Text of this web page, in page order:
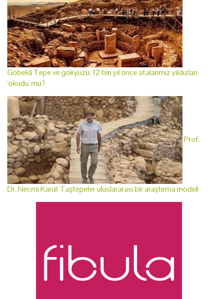
Göbekli Tepe ve gökyüzü: 12 bin yıl önce atalarımız yıldızları
'okudu' mu?
Prof.
Dr. Necmi Karul: Taştepeler uluslararası bir araştırma modeli